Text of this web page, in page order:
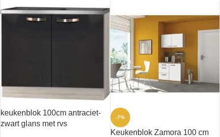
keukenblok 100cm antraciet-
zwart glans met rvs
-7%
Keukenblok Zamora 100 cm